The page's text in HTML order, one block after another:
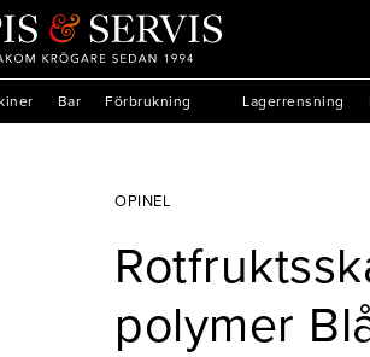
Bar Förbrukning Lagerrensning
OPINEL
polymer